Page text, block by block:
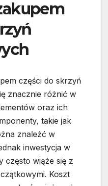
części do skrzyń
znacznie różnić w
oraz ich
takie jak
znaleźć w
inwestycja w
często wiąże się z
Koszt